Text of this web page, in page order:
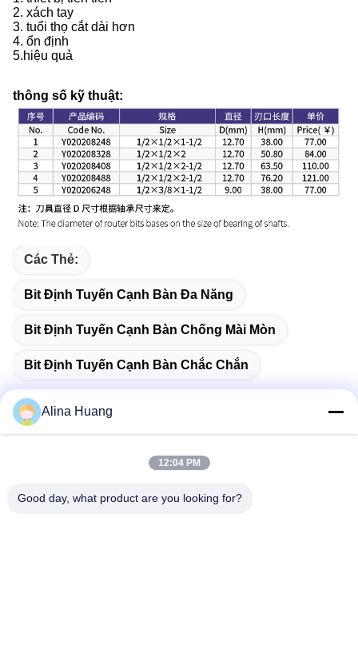
2. xách tay
3. tuổi thọ cắt dài hơn
4. ổn định
5.hiệu quả
thông số kỹ thuật:
Các Thẻ:
Bit Định Tuyến Cạnh Bàn Đa Năng
Bit Định Tuyến Cạnh Bàn Chống Mài Mòn
Bit Định Tuyến Cạnh Bàn Chắc Chắn
Địa chỉ
Alina Huang
12:04 PM
Good day, what product are you looking for?